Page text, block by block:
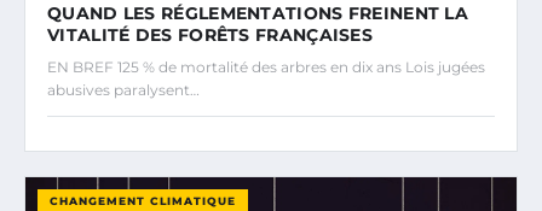
QUAND LES RÉGLEMENTATIONS FREINENT LA
VITALITÉ DES FORÊTS FRANÇAISES
EN BREF 125 % de mortalité des arbres en dix ans Lois jugées
abusives paralysent…
CHANGEMENT CLIMATIQUE